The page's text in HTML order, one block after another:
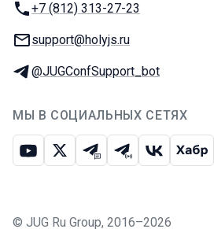
Телефон:
+7 (812) 313-27-23
E-mail:
support@holyjs.ru
Телеграм:
@JUGConfSupport_bot
МЫ В СОЦИАЛЬНЫХ СЕТЯХ
ЮтубИкс Телеграм-чат
Телеграм-канал
ВКонтакте
Хабр
© JUG Ru Group, 2016–2026